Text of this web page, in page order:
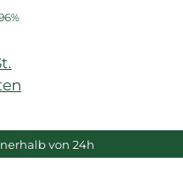
von 24h